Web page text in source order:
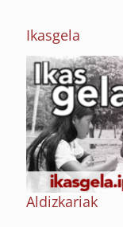
Ikasgela
Aldizkariak